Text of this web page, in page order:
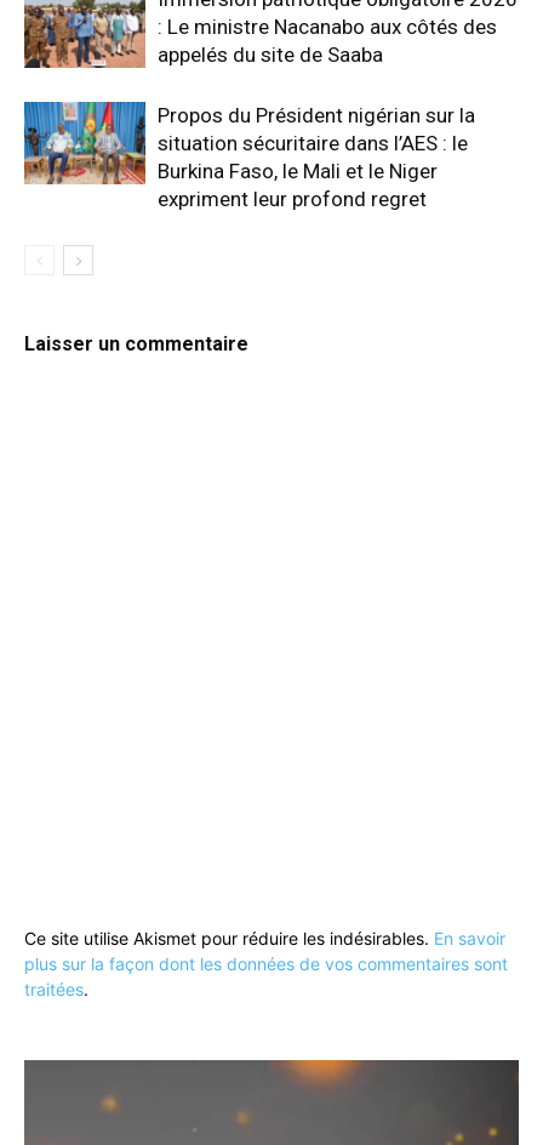
: Le ministre Nacanabo aux côtés des
appelés du site de Saaba
Propos du Président nigérian sur la
situation sécuritaire dans l’AES : le
Burkina Faso, le Mali et le Niger
expriment leur profond regret
Laisser un commentaire
Ce site utilise Akismet pour réduire les indésirables. En savoir
plus sur la façon dont les données de vos commentaires sont
traitées.